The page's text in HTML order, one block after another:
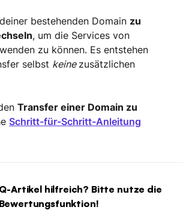
bestehenden Domain zu
, um die Services von
zu können. Es entstehen
selbst keine zusätzlichen
Transfer einer Domain zu
Schritt-für-Schritt-Anleitung
Artikel hilfreich? Bitte nutze die
Bewertungsfunktion!